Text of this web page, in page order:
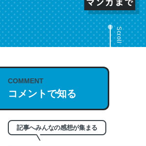
Scroll
COMMENT
コメントで知る
記事へみんなの感想が集まる
これは名文。彼はとてもクレバーなんだ
う。英語少しでも読める人は原文もお勧
れ好き。Let’s Fucking Go. Then
─今のこの状況が信じられるかい？ by ラーズ・